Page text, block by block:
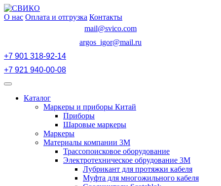
Перейти
к
О нас Оплата и отгрузка Контакты
mail@svico.com
argos_igor@mail.ru
+7 901 318-92-14
+7 921 940-00-08
Открыть
Каталог
Маркеры и приборы Китай
Приборы
Шаровые маркеры
Маркеры
Материалы компании 3М
Трассопоисковое оборудование
Электротехническое обрудование 3М
Лубрикант для протяжки кабеля
Муфта для многожильного кабеля